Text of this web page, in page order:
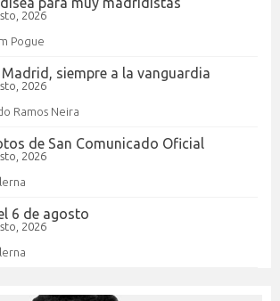
2026
Pogue
Madrid, siempre a la vanguardia
2026
Ramos Neira
de San Comunicado Oficial
2026
6 de agosto
2026